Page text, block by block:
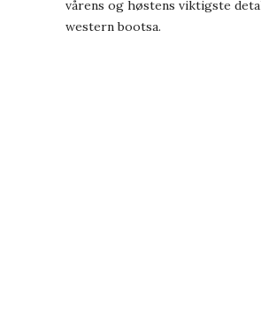
vårens og høstens viktigste
western bootsa.